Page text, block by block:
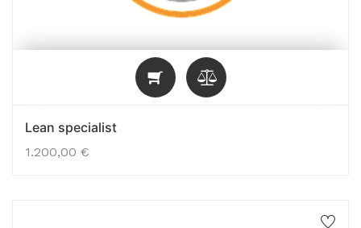
Lean specialist
1.200,00 €